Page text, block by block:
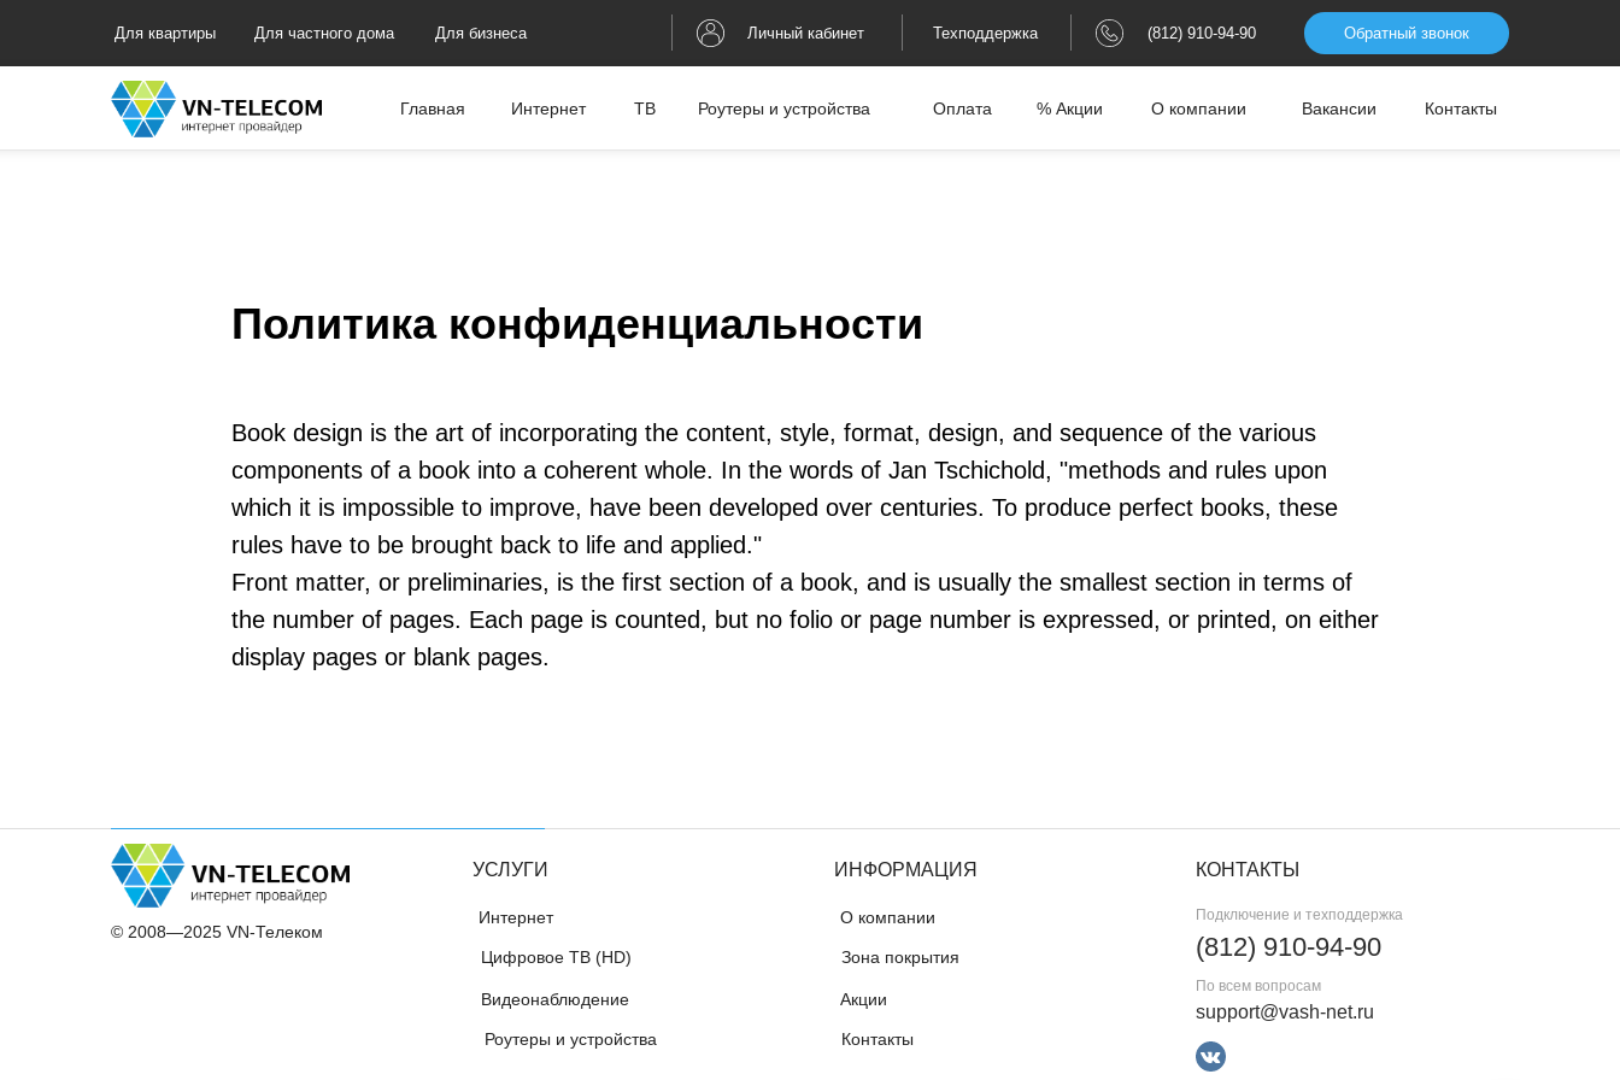
Личный кабинет Техподдержка
Для квартиры Обратный звонок
(812) 910-94-90
Для частного дома Для бизнеса
Интернет ТВ Роутеры и устройства % Акции
Оплата О компании Вакансии Контакты
Главная
Политика конфиденциальности
Book design is the art of incorporating the content, style, format, design, and sequence of the various
components of a book into a coherent whole. In the words of Jan Tschichold, "methods and rules upon
which it is impossible to improve, have been developed over centuries. To produce perfect books, these
rules have to be brought back to life and applied."
Front matter, or preliminaries, is the first section of a book, and is usually the smallest section in terms of
the number of pages. Each page is counted, but no folio or page number is expressed, or printed, on either
display pages or blank pages.
© 2008—2025 VN-Телеком
УСЛУГИ
Интернет
Цифровое ТВ (HD)
Видеонаблюдение
Роутеры и устройства
ИНФОРМАЦИЯ КОНТАКТЫ
(812) 910-94-90
Подключение и техподдержка
support@vash-net.ru
По всем вопросам
О компании
Зона покрытия
Акции
Контакты